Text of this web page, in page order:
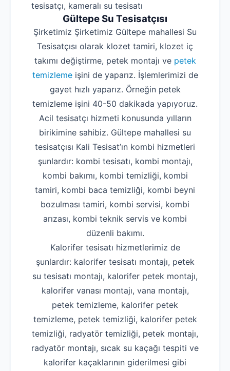
tesisatçı, kameralı su tesisatı
Gültepe Su Tesisatçısı
Şirketimiz Şirketimiz Gültepe mahallesi Su
Tesisatçısı olarak klozet tamiri, klozet iç
takımı değiştirme, petek montajı ve petek
temizlemeişini de yaparız. İşlemlerimizi de
gayet hızlı yaparız. Örneğin petek
temizleme işini 40-50 dakikada yapıyoruz.
Acil tesisatçı hizmeti konusunda yılların
birikimine sahibiz. Gültepe mahallesi su
tesisatçısı Kali Tesisat’ın kombi hizmetleri
şunlardır: kombi tesisatı, kombi montajı,
kombi bakımı, kombi temizliği, kombi
tamiri, kombi baca temizliği, kombi beyni
bozulması tamiri, kombi servisi, kombi
arızası, kombi teknik servis ve kombi
düzenli bakımı.
Kalorifer tesisatı hizmetlerimiz de
şunlardır: kalorifer tesisatı montajı, petek
su tesisatı montajı, kalorifer petek montajı,
kalorifer vanası montajı, vana montajı,
petek temizleme, kalorifer petek
temizleme, petek temizliği, kalorifer petek
temizliği, radyatör temizliği, petek montajı,
radyatör montajı, sıcak su kaçağı tespiti ve
kalorifer kaçaklarının giderilmesi gibi